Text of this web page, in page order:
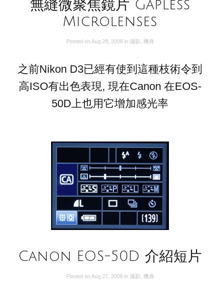
無縫微聚焦鏡片 Gapless
Microlenses
Posted onAug 28, 2008 in 攝影 機身
之前Nikon D3已經有使到這種枝術令到
高ISO有出色表現, 現在Canon 在EOS-
50D上也用它增加感光率
Canon EOS-50D 介紹短片
Posted onAug 27, 2008 in 攝影 機身